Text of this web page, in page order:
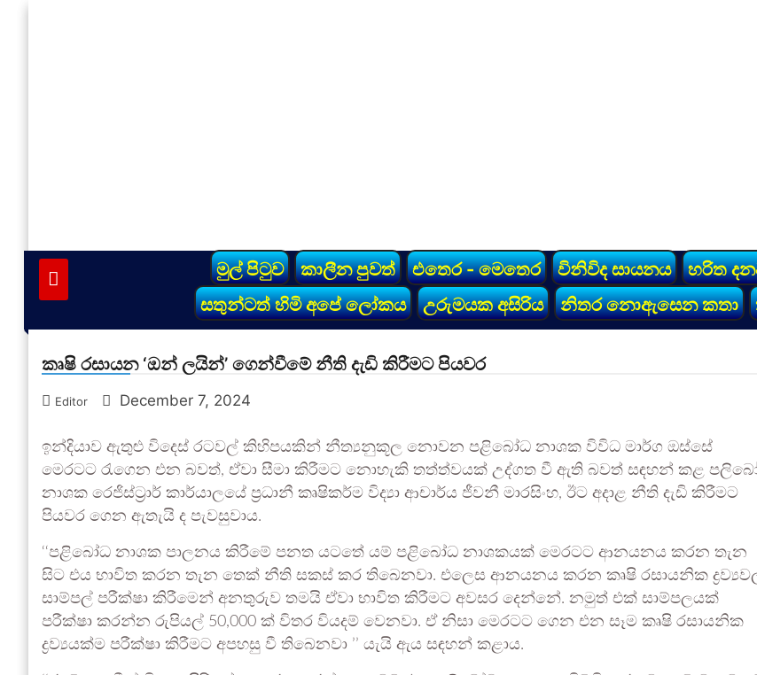
මුල් පිටුව කාලීන පුවත් එතෙර - මෙතෙර විනිවිද සායනය හරිත
සතුන්ටත් හිමි අපේ ලෝකය
උරුමයක අසිරිය නිතර නොඇසෙන කතා
කෘෂි රසායන ‘ඔන් ලයින්’ ගෙන්වීමේ නීති දැඩි කිරීමට පියවර
Editor December 7, 2024
ඉන්දියාව ඇතුළු විදෙස් රටවල් කිහිපයකින් නීත්‍යනුකූල නොවන පළිබෝධ නාශක විවිධ මාර්ග ඔස්සේ
මෙරටට රැගෙන එන බවත්, ඒවා සීමා කිරීමට නොහැකි තත්ත්වයක් උද්ගත වී ඇති බවත් සඳහන් කළ
නාශක රෙජිස්ට්‍රාර් කාර්යාලයේ ප්‍රධානී කෘෂිකර්ම විද්‍යා ආචාර්ය ජීවනී මාරසිංහ, ඊට අදාළ නීති දැඩි කිරීමට
පියවර ගෙන ඇතැයි ද පැවසුවාය.
‘‘පළිබෝධ නාශක පාලනය කිරීමේ පනත යටතේ යම් පළිබෝධ නාශකයක් මෙරටට ආනයනය කරන තැන
සිට එය භාවිත කරන තැන තෙක් නීති සකස් කර තිබෙනවා. එලෙස ආනයනය කරන කෘෂි රසායනික
සාම්පල් පරීක්ෂා කිරීමෙන් අනතුරුව තමයි ඒවා භාවිත කිරීමට අවසර දෙන්නේ. නමුත් එක් සාම්පලයක්
පරීක්ෂා කරන්න රුපියල් 50,000 ක් විතර වියදම් වෙනවා. ඒ නිසා මෙරටට ගෙන එන සෑම කෘෂි රසායනික
ද්‍රව්‍යයක්ම පරීක්ෂා කිරීමට අපහසු වී තිබෙනවා ’’ යැයි ඇය සඳහන් කළාය.